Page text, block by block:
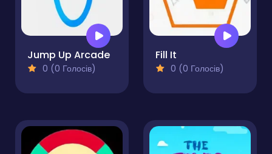
Jump Up Arcade
0 (0 Голосів)
Fill It
0 (0 Голосів)